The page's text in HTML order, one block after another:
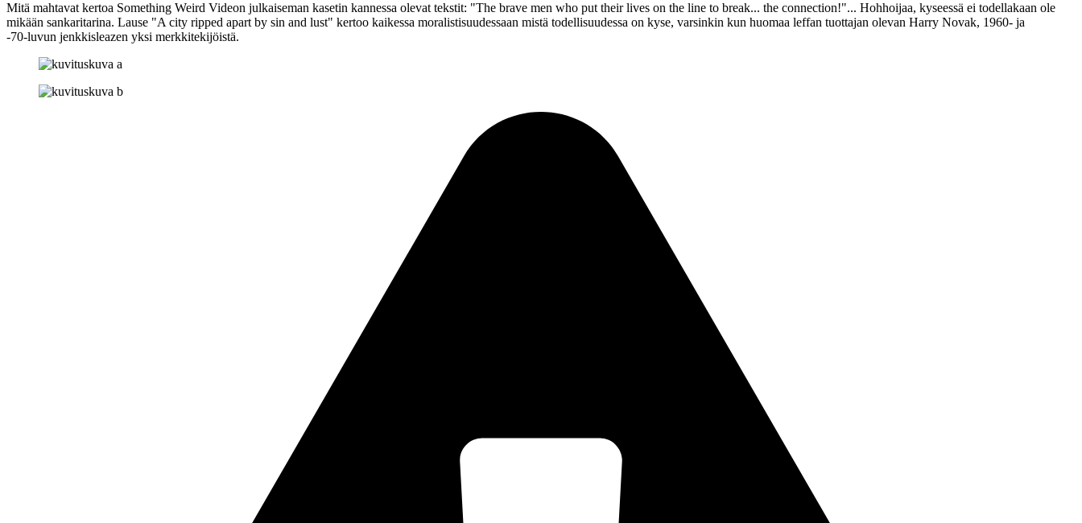
Mitä mahtavat kertoa Something Weird Videon julkaiseman kasetin kannessa olevat tekstit: "The brave men who put their lives on the line to break... the connection!"... Hohhoijaa, kyseessä ei todellakaan ole
mikään sankaritarina. Lause "A city ripped apart by sin and lust" kertoo kaikessa moralistisuudessaan mistä todellisuudessa on kyse, varsinkin kun huomaa leffan tuottajan olevan Harry Novak, 1960‑ ja
‑70‑luvun jenkkisleazen yksi merkkitekijöistä.